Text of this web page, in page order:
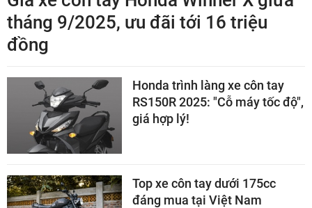
tháng 9/2025, ưu đãi tới 16 triệu
đồng
Honda trình làng xe côn tay
RS150R 2025: "Cỗ máy tốc độ",
giá hợp lý!
Top xe côn tay dưới 175cc
đáng mua tại Việt Nam